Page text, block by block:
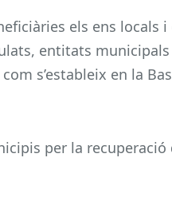
els ens locals
entitats
s’estableix en la
per la